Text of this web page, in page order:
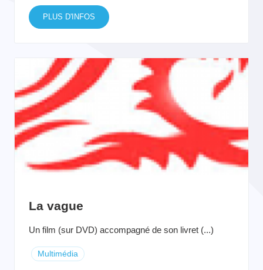
PLUS D'INFOS
La vague
Un film (sur DVD) accompagné de son livret (...)
Multimédia